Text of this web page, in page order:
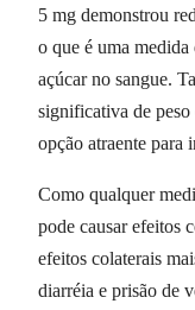
5 mg demonstrou
o que é uma
açúcar no sangue.
significativa de peso
opção atraente para
Como qualquer
pode causar efeitos
efeitos colaterais
diarréia e prisão de